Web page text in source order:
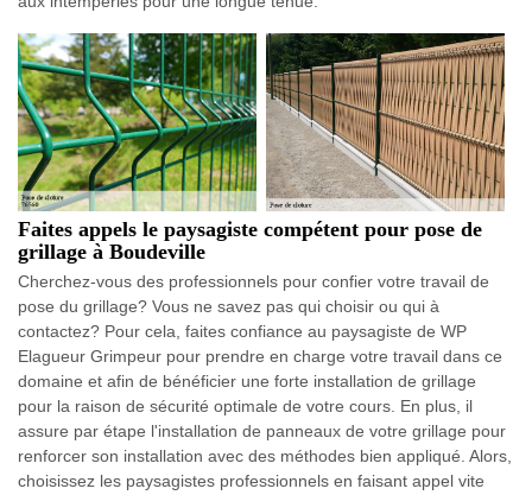
Faites appels le paysagiste compétent pour pose de
grillage à Boudeville
Cherchez-vous des professionnels pour confier votre travail de
pose du grillage? Vous ne savez pas qui choisir ou qui à
contactez? Pour cela, faites confiance au paysagiste de WP
Elagueur Grimpeur pour prendre en charge votre travail dans ce
domaine et afin de bénéficier une forte installation de grillage
pour la raison de sécurité optimale de votre cours. En plus, il
assure par étape l'installation de panneaux de votre grillage pour
renforcer son installation avec des méthodes bien appliqué. Alors,
choisissez les paysagistes professionnels en faisant appel vite